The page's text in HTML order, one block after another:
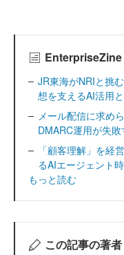
JR東海がNRIと挑
想を支えるAI活用
メール配信に求め
DMARC運用が失
「顧客理解」を経
るAIエージェント
もっと読む
この記事の著者